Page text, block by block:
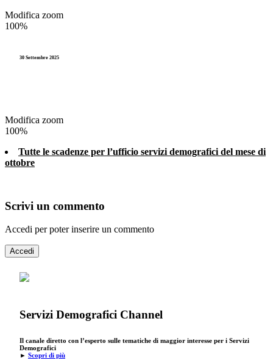
Modifica zoom
100%
30 Settembre 2025
Modifica zoom
100%
Tutte le scadenze per l’ufficio servizi demografici del mese di
ottobre
Scrivi un commento
Accedi per poter inserire un commento
Accedi
Servizi Demografici Channel
Il canale diretto con l’esperto sulle tematiche di maggior interesse per i Servizi
Demografici
► Scopri di più